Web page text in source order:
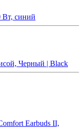
Вт, синий
Черный | Black